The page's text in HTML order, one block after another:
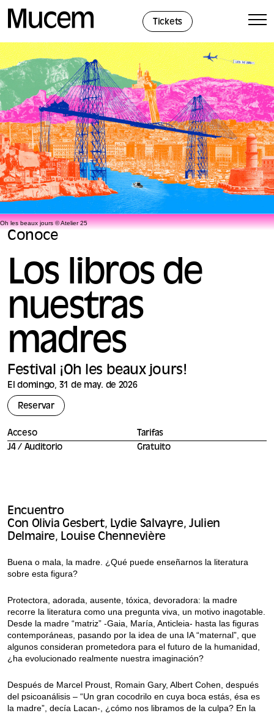
Tickets
Oh les beaux jours © Atelier 25
Conoce
Los libros de
nuestras
madres
Festival ¡Oh les beaux jours!
El domingo, 31 de may. de 2026
Reservar
Acceso
J4 / Auditorio
Tarifas
Gratuito
Encuentro
Con Olivia Gesbert, Lydie Salvayre, Julien
Delmaire, Louise Chennevière
Buena o mala, la madre. ¿Qué puede enseñarnos la literatura
sobre esta figura?
Protectora, adorada, ausente, tóxica, devoradora: la madre
recorre la literatura como una pregunta viva, un motivo inagotable.
Desde la madre “matriz” -Gaia, María, Anticleia- hasta las figuras
contemporáneas, pasando por la idea de una IA “maternal”, que
algunos consideran prometedora para el futuro de la humanidad,
¿ha evolucionado realmente nuestra imaginación?
Después de Marcel Proust, Romain Gary, Albert Cohen, después
del psicoanálisis – “Un gran cocodrilo en cuya boca estás, ésa es
la madre”, decía Lacan-, ¿cómo nos libramos de la culpa? En la